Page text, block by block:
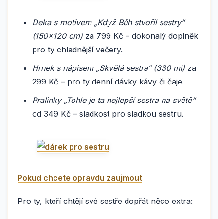
Deka s motivem „Když Bůh stvořil sestry“
(150×120 cm) za 799 Kč – dokonalý doplněk
pro ty chladnější večery.
Hrnek s nápisem „Skvělá sestra“ (330 ml) za
299 Kč – pro ty denní dávky kávy či čaje.
Pralinky „Tohle je ta nejlepší sestra na světě“
od 349 Kč – sladkost pro sladkou sestru.
Pokud chcete opravdu zaujmout
Pro ty, kteří chtějí své sestře dopřát něco extra: